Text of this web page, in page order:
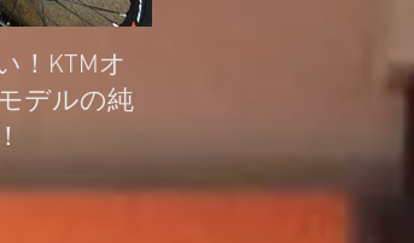
！KTMオ
デルの純
公道走行不可モデル